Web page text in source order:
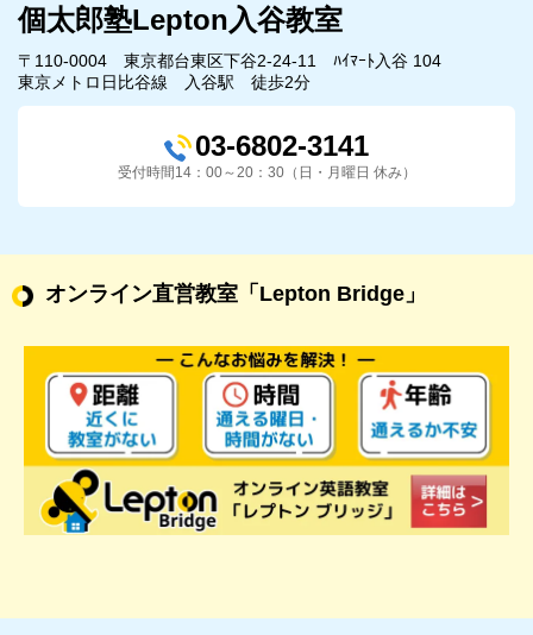
個太郎塾Lepton入谷教室
〒110-0004 東京都台東区下谷2-24-11 ﾊｲﾏｰﾄ入谷 104
東京メトロ日比谷線 入谷駅 徒歩2分
03-6802-3141
受付時間14：00～20：30（日・月曜日 休み）
オンライン直営教室 「Lepton Bridge」